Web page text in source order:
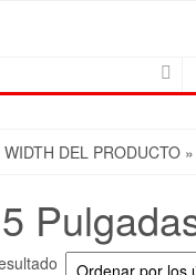
WIDTH DEL PRODUCTO